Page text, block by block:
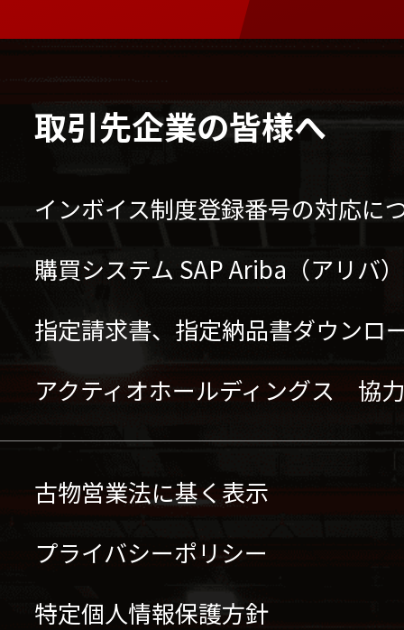
取引先企業の皆様へ
インボイス制度登録番号の対応に
購買システム SAP Ariba（アリバ
指定請求書、指定納品書ダウンロ
アクティオホールディングス 協
古物営業法に基く表示
プライバシーポリシー
特定個人情報保護方針